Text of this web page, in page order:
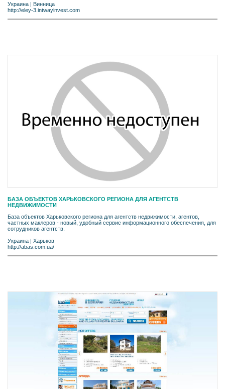
Украина
Винница
http://eley-3.intwayinvest.com
БАЗА ОБЪЕКТОВ ХАРЬКОВСКОГО РЕГИОНА ДЛЯ АГЕНТСТВ
НЕДВИЖИМОСТИ
База объектов Харьковского региона для агентств недвижимости, агентов,
частных маклеров - новый, удобный сервис информационного обеспечения, для
сотрудников агентств.
Украина | Харьков
http://abas.com.ua/